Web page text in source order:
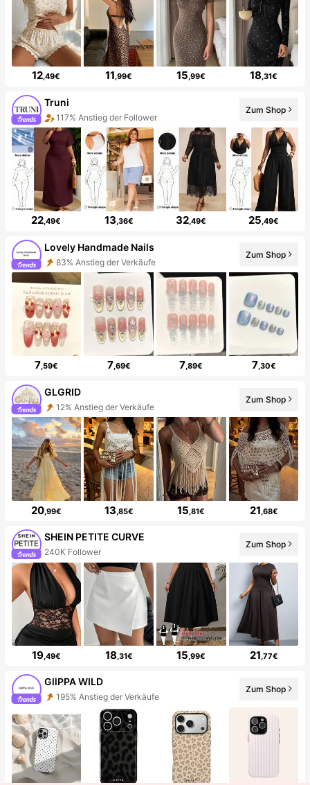
12,49€ 11,99€ 15,99€ 18,31€
Truni
117% Anstieg der Follower
Zum Shop
22,49€ 13,36€ 32,49€ 25,49€
Lovely Handmade Nails
83% Anstieg der Verkäufe
Zum Shop
7,59€ 7,69€ 7,89€ 7,30€
GLGRID
12% Anstieg der Verkäufe
Zum Shop
20,99€ 13 ,85€ 15 ,81€ 21 ,68€
SHEIN PETITE CURVE
240K Follower
Zum Shop
19,49€ 18 ,31€ 15 ,99€ 21 ,77€
GllPPA WILD
195% Anstieg der Verkäufe
Zum Shop